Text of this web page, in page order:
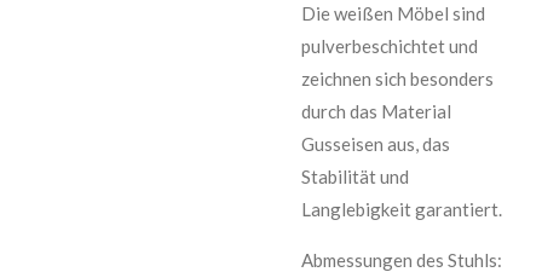
Die weißen Möbel sind
pulverbeschichtet und
zeichnen sich besonders
durch das Material
Gusseisen aus, das
Stabilität und
Langlebigkeit garantiert.
Abmessungen des Stuhls: